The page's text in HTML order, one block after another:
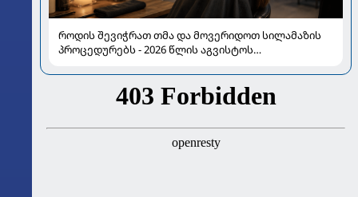
როდის შევიჭრათ თმა და მოვერიდოთ სილამაზის
პროცედურებს - 2026 წლის აგვისტოს